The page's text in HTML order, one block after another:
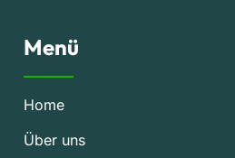
Menü
Home
Über uns